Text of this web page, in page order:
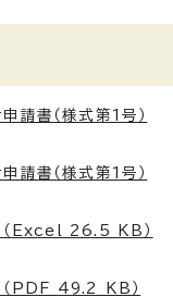
請書（様式第1号）
請書（様式第1号）
（Excel 26.5 KB）
（PDF 49.2 KB）